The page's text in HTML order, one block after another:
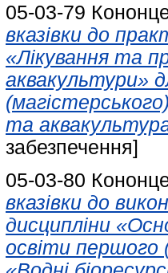
05-03-79
вказівки до
«Лікування та
аквакультури»
та
забезпечення]
05-03-80
вказівки до
дисципліни
освіти першого